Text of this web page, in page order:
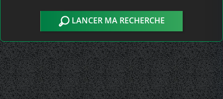
LANCER MA RECHERCHE